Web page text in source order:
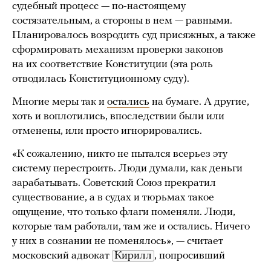
судебный процесс — по-настоящему
состязательным, а стороны в нем — равными.
Планировалось возродить суд присяжных, а также
сформировать механизм проверки законов
на их соответствие Конституции (эта роль
отводилась Конституционному суду).
Многие меры так и остались на бумаге. А другие,
хоть и воплотились, впоследствии были или
отменены, или просто игнорировались.
«К сожалению, никто не пытался всерьез эту
систему перестроить. Люди думали, как деньги
зарабатывать. Советский Союз прекратил
существование, а в судах и тюрьмах такое
ощущение, что только флаги поменяли. Люди,
которые там работали, там же и остались. Ничего
у них в сознании не поменялось», — считает
московский адвокат Кирилл , попросивший